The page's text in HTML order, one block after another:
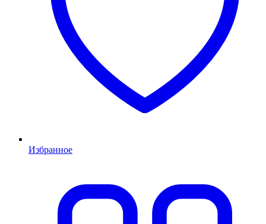
Избранное